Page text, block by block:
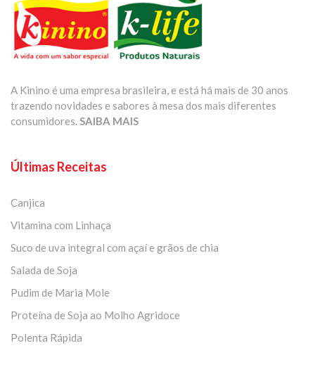
A Kinino é uma empresa brasileira, e está há mais de 30 anos
trazendo novidades e sabores à mesa dos mais diferentes
consumidores.SAIBA MAIS
Últimas Receitas
Canjica
Vitamina com Linhaça
Suco de uva integral com açaí e grãos de chia
Salada de Soja
Pudim de Maria Mole
Proteína de Soja ao Molho Agridoce
Polenta Rápida